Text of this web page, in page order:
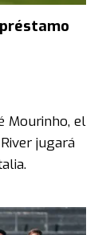
Mourinho, el
jugará